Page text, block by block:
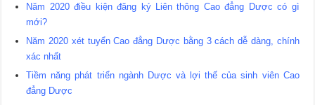
Năm 2020 điều kiện đăng ký Liên thông Cao đẳng Dược có gì
mới?
Năm 2020 xét tuyển Cao đẳng Dược bằng 3 cách dễ dàng, chính
xác nhất
Tiềm năng phát triển ngành Dược và lợi thế của sinh viên Cao
đẳng Dược